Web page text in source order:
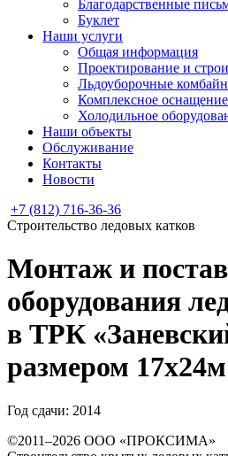
Благодарственные
Буклет
Наши услуги
Общая информация
Проектирование и
Льдоуборочные
Комплексное оснащение
Холодильное
Наши объекты
Обслуживание
Контакты
Новости
+7 (812) 716-36-36
Строительство ледовых катков
Монтаж и
оборудования
в ТРК
размером 17х24м
Год сдачи: 2014
©2011–2026 ООО «ПРОКСИМА»